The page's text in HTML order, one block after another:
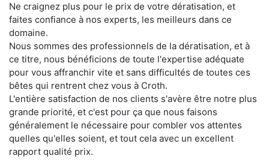
Ne craignez plus pour le prix de votre dératisation, et
faites confiance à nos experts, les meilleurs dans ce
domaine.
Nous sommes des professionnels de la dératisation, et à
ce titre, nous bénéficions de toute l'expertise adéquate
pour vous affranchir vite et sans difficultés de toutes ces
bêtes qui rentrent chez vous à Croth.
L'entière satisfaction de nos clients s'avère être notre plus
grande priorité, et c'est pour ça que nous faisons
généralement le nécessaire pour combler vos attentes
quelles qu'elles soient, et tout cela avec un excellent
rapport qualité prix.